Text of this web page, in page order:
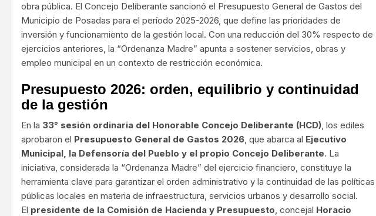
obra pública. El Concejo Deliberante sancionó el Presupuesto General de Gastos del
Municipio de Posadas para el período 2025-2026, que define las prioridades de
inversión y funcionamiento de la gestión local. Con una reducción del 30% respecto de
ejercicios anteriores, la “Ordenanza Madre” apunta a sostener servicios, obras y
empleo municipal en un contexto de restricción económica.
Presupuesto 2026: orden, equilibrio y continuidad
de la gestión
En la 33° sesión ordinaria del Honorable Concejo Deliberante (HCD), los ediles
aprobaron el Presupuesto General de Gastos 2026, que abarca al Ejecutivo
Municipal, la Defensoría del Pueblo y el propio Concejo Deliberante. La
iniciativa, considerada la “Ordenanza Madre” del ejercicio financiero, constituye la
herramienta clave para garantizar el orden administrativo y la continuidad de las políticas
públicas locales en materia de infraestructura, servicios urbanos y desarrollo social.
El presidente de la Comisión de Hacienda y Presupuesto, concejal Horacio